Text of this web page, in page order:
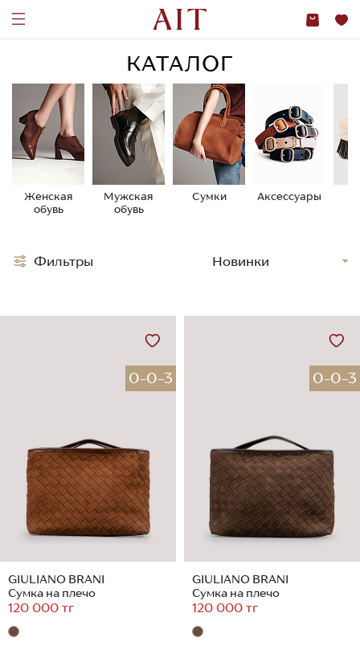
КАТАЛОГ
Женская
обувь
Мужская
обувь
Сумки Аксессуары
0-0-3
GIULIANO BRANI
Сумка на плечо
120 000 тг
0-0-3
GIULIANO BRANI
Сумка на плечо
120 000 тг
Фильтры